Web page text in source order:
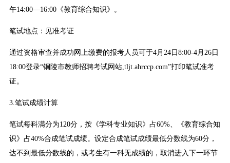
午14:00—16:00《教育综合知识》。
笔试地点：见准考证
通过资格审查并成功网上缴费的报考人员可于4月24日8:00-4月26日
18:00登录“铜陵市教师招聘考试网站,tljt.ahrccp.com”打印笔试准考
证。
3.笔试成绩计算
笔试每科满分为120分，按《学科专业知识》占60%、《教育综合知
识》占40%合成笔试成绩。设定合成笔试成绩最低分数线为60分，
达不到最低分数线的，或考生有一科无成绩的，取消进入下一环节